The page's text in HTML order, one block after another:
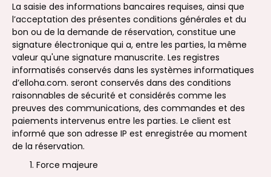
La saisie des informations bancaires requises, ainsi que
l’acceptation des présentes conditions générales et du
bon ou de la demande de réservation, constitue une
signature électronique qui a, entre les parties, la même
valeur qu'une signature manuscrite. Les registres
informatisés conservés dans les systèmes informatiques
d’elloha.com. seront conservés dans des conditions
raisonnables de sécurité et considérés comme les
preuves des communications, des commandes et des
paiements intervenus entre les parties. Le client est
informé que son adresse IP est enregistrée au moment
de la réservation.
Force majeure